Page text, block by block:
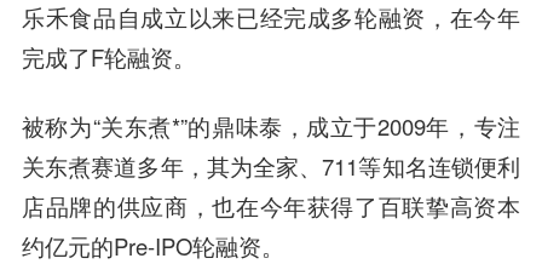
乐禾食品自成立以来已经完成多轮融资，在今年
完成了F轮融资。
被称为“关东煮*”的鼎味泰，成立于2009年，专注
关东煮赛道多年，其为全家、711等知名连锁便利
店品牌的供应商，也在今年获得了百联挚高资本
约亿元的Pre-IPO轮融资。